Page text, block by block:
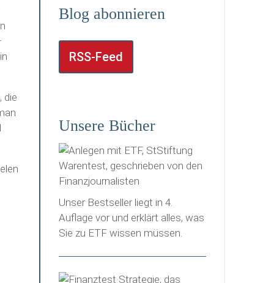
die
Blog abonnieren
RSS-Feed
Unsere Bücher
Unser Bestseller liegt in 4.
Auflage vor und erklärt alles, was
Sie zu ETF wissen müssen.